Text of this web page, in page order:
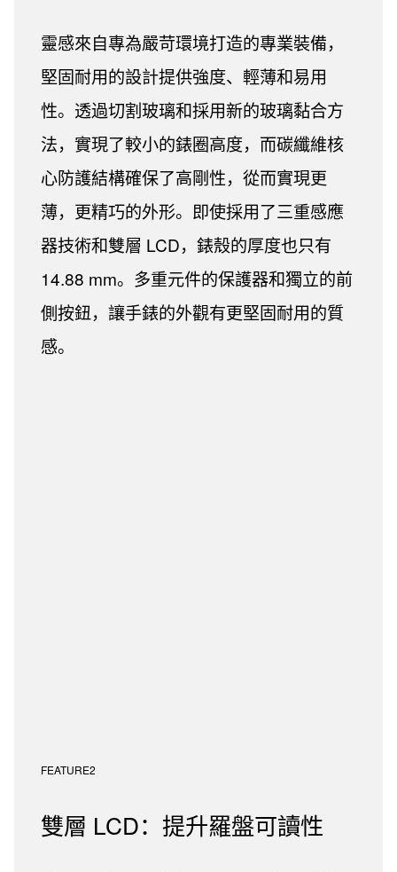
靈感來自專為嚴苛環境打造的專業裝備，
堅固耐用的設計提供強度、輕薄和易用
性。透過切割玻璃和採用新的玻璃黏合方
法，實現了較小的錶圈高度，而碳纖維核
心防護結構確保了高剛性，從而實現更
薄，更精巧的外形。即使採用了三重感應
器技術和雙層 LCD，錶殼的厚度也只有
14.88 mm。多重元件的保護器和獨立的前
側按鈕，讓手錶的外觀有更堅固耐用的質
感。
FEATURE2
雙層 LCD：提升羅盤可讀性